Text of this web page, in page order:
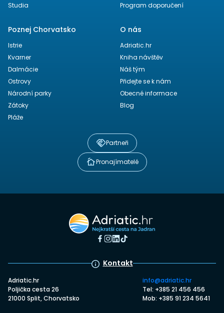
Studia
Program doporučení
Poznej Chorvatsko
Istrie
Kvarner
Dalmácie
Ostrovy
Národní parky
Zátoky
Pláže
O nás
Adriatic.hr
Kniha návštěv
Náš tým
Přidejte se k nám
Obecné informace
Blog
Partneři
Pronajímatelé
Kontakt
Adriatic.hr
Poljička cesta 26
21000 Split, Chorvatsko
info@adriatic.hr
Tel: +385 21 456 456
Mob: +385 91 234 5641